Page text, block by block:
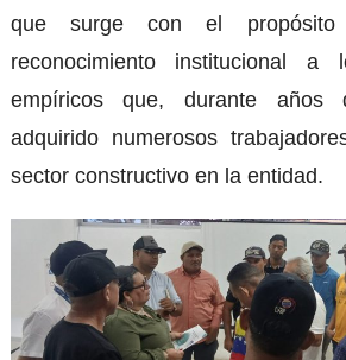
que surge con el
reconocimiento institucional a
empíricos que, durante años
adquirido numerosos
sector constructivo en la entidad.